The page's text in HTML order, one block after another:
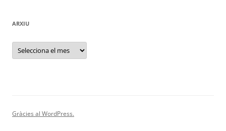
ARXIU
Arxiu
Gràcies al WordPress.